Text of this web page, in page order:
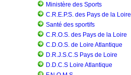
Ministère des Sports
C.R.E.P.S. des Pays de la Loire
Santé des sportifs
C.R.O.S. des Pays de la Loire
C.D.O.S. de Loire Atlantique
D.R.J.S.C.S Pays de Loire
D.D.C.S Loire Atlantique